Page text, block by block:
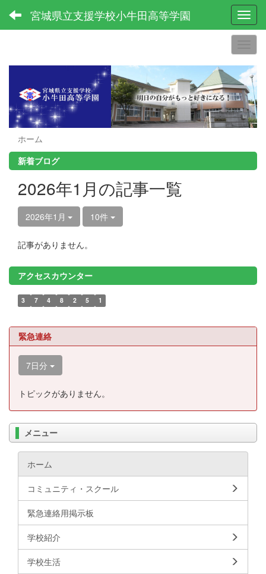
宮城県立支援学校小牛田高等学園
ホーム
新着ブログ
2026年1月の記事一覧
2026年1月 10件
記事がありません。
アクセスカウンター
3 7 4 8 2 5 1
緊急連絡
7日分
トピックがありません。
メニュー
ホーム
コミュニティ・スクール
緊急連絡用掲示板
学校紹介
学校生活